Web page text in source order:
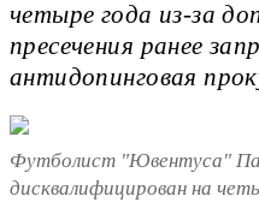
четыре года из-за
пресечения ранее
антидопинговая
Футболист "Ювентуса"
дисквалифицирован на